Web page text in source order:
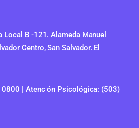
Local B -121. Alameda Manuel
Centro, San Salvador. El
| Atención Psicológica: (503)